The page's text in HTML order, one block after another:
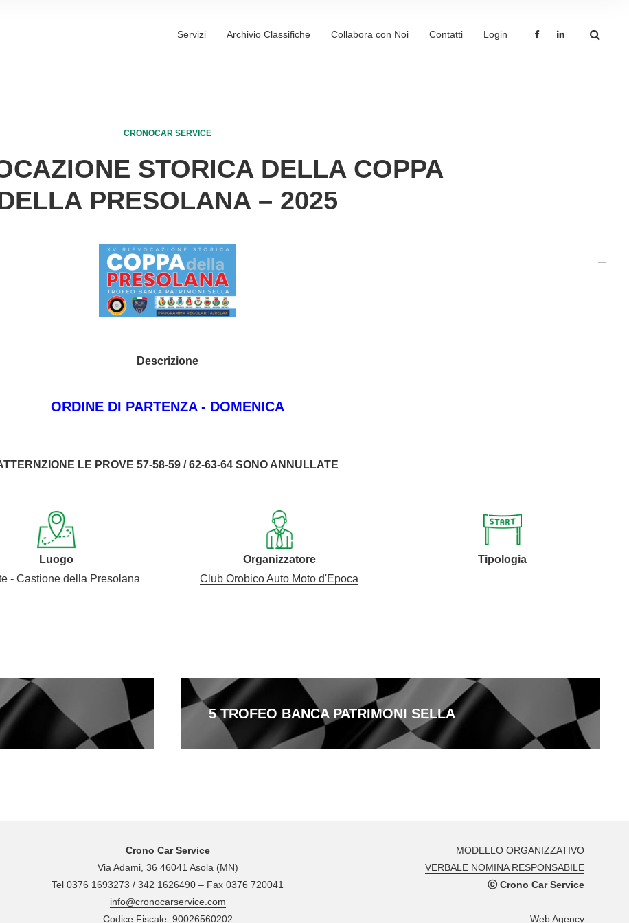
Servizi Archivio Classifiche Collabora con Noi Contatti Login
CRONOCAR SERVICE
STORICA DELLA COPPA
PRESOLANA – 2025
Descrizione
ORDINE DI PARTENZA - DOMENICA
LE PROVE 57-58-59 / 62-63-64 SONO ANNULLATE
Luogo
- Castione della Presolana
Organizzatore
Club Orobico Auto Moto d'Epoca
Tipologia
5 TROFEO BANCA PATRIMONI SELLA
Crono Car Service
Via Adami, 36 46041 Asola (MN)
Tel 0376 1693273 / 342 1626490 – Fax 0376 720041
info@cronocarservice.com
Codice Fiscale: 90026560202
MODELLO ORGANIZZATIVO
VERBALE NOMINA RESPONSABILE
ⓒ Crono Car Service
Web Agency